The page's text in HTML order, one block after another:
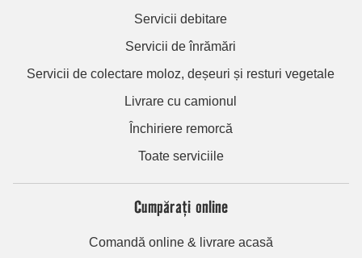
Servicii debitare
Servicii de înrămări
Servicii de colectare moloz, deșeuri și resturi vegetale
Livrare cu camionul
Închiriere remorcă
Toate serviciile
Cumpărați online
Comandă online & livrare acasă